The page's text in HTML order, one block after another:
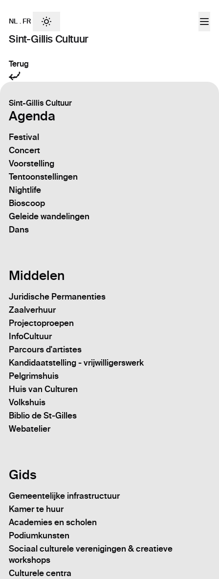
Sint-Gillis Cultuur
NL . FR
Terug
Sint-Gillis Cultuur
Agenda
Festival
Concert
Voorstelling
Tentoonstellingen
Nightlife
Bioscoop
Geleide wandelingen
Dans
Middelen
Juridische Permanenties
Zaalverhuur
Projectoproepen
InfoCultuur
Parcours d'artistes
Kandidaatstelling - vrijwilligerswerk
Pelgrimshuis
Huis van Culturen
Volkshuis
Biblio de St-Gilles
Webatelier
Gids
Gemeentelijke infrastructuur
Kamer te huur
Academies en scholen
Podiumkunsten
Sociaal culturele verenigingen & creatieve
workshops
Culturele centra